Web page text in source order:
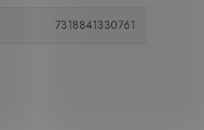
7318841330761